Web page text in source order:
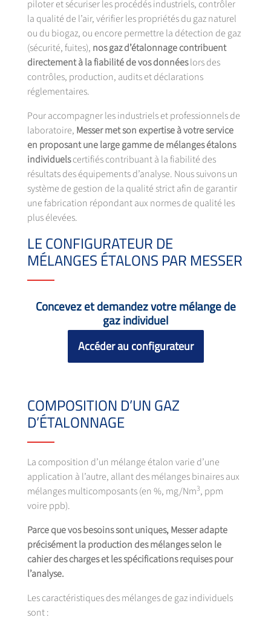
piloter et sécuriser les procédés industriels, contrôler
la qualité de l’air, vérifier les propriétés du gaz naturel
ou du biogaz, ou encore permettre la détection de gaz
(sécurité, fuites), nos gaz d’étalonnage contribuent
directement à la fiabilité de vos donnéeslors des
contrôles, production, audits et déclarations
réglementaires.
Pour accompagner les industriels et professionnels de
laboratoire, Messer met son expertise à votre service
en proposant une large gamme de mélanges étalons
individuelscertifiés contribuant à la fiabilité des
résultats des équipements d’analyse. Nous suivons un
système de gestion de la qualité strict afin de garantir
une fabrication répondant aux normes de qualité les
plus élevées.
LE CONFIGURATEUR DE
MÉLANGES ÉTALONS PAR MESSER
Concevez et demandez votre mélange de
gaz individuel
Accéder au configurateur
COMPOSITION D’UN GAZ
D’ÉTALONNAGE
La composition d’un mélange étalon varie d’une
application à l’autre, allant des mélanges binaires aux
mélanges multicomposants (en %, mg/Nm3, ppm
voire ppb).
Parce que vos besoins sont uniques, Messer adapte
précisément la production des mélanges selon le
cahier des charges et les spécifications requises pour
l’analyse.
Les caractéristiques des mélanges de gaz individuels
sont :